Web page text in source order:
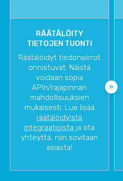
RÄÄTÄLÖITY
TIETOJEN TUONTI
Räätälöidyt tiedonsiirrot
onnistuvat. Näistä
voidaan sopia
APIn/rajapinnan
mahdollisuuksien
mukaisesti. Lue lisää
räätälöidyistä
integraatioista ja ota
yhteyttä, niin sovitaan
asiasta!